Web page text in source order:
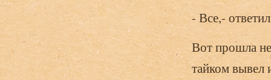
- Все,-
Вот прошла
тайком вывел